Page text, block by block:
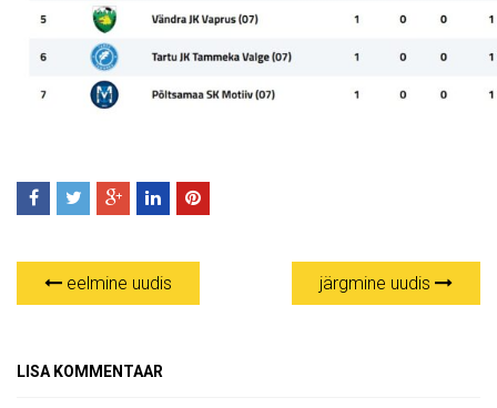
eelmine uudis järgmine uudis
LISA KOMMENTAAR